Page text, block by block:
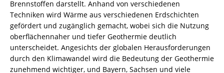
Brennstoffen darstellt. Anhand von verschiedenen
Techniken wird Wärme aus verschiedenen Erdschichten
gefördert und zugänglich gemacht, wobei sich die Nutzung
oberflächennaher und tiefer Geothermie deutlich
unterscheidet. Angesichts der globalen Herausforderungen
durch den Klimawandel wird die Bedeutung der Geothermie
zunehmend wichtiger, und Bayern, Sachsen und viele